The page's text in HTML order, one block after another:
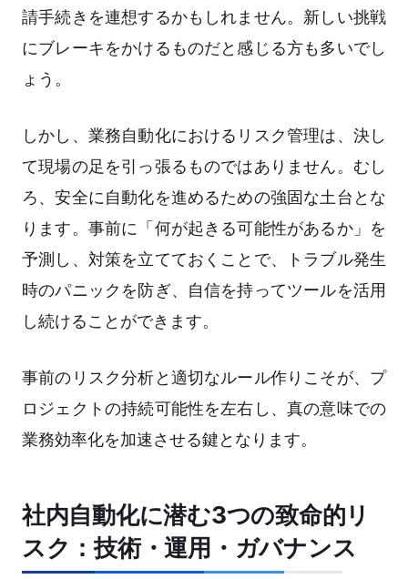
請手続きを連想するかもしれません。新しい挑戦
にブレーキをかけるものだと感じる方も多いでし
ょう。
しかし、業務自動化におけるリスク管理は、決し
て現場の足を引っ張るものではありません。むし
ろ、安全に自動化を進めるための強固な土台とな
ります。事前に「何が起きる可能性があるか」を
予測し、対策を立てておくことで、トラブル発生
時のパニックを防ぎ、自信を持ってツールを活用
し続けることができます。
事前のリスク分析と適切なルール作りこそが、プ
ロジェクトの持続可能性を左右し、真の意味での
業務効率化を加速させる鍵となります。
社内自動化に潜む3つの致命的リ
スク：技術・運用・ガバナンス